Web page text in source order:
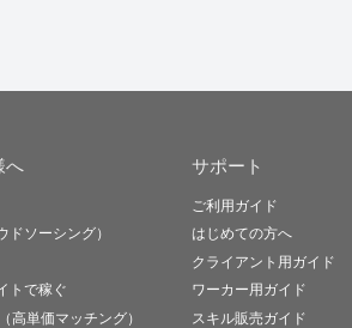
へ
ドソーシング）
トで稼ぐ
高単価マッチング）
サポート
ご利用ガイド
はじめての方へ
クライアント用ガイド
ワーカー用ガイド
スキル販売ガイド